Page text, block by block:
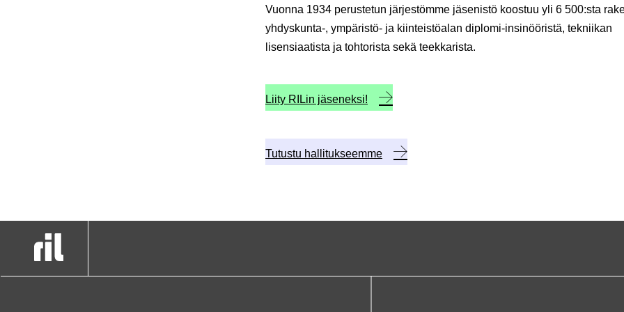
Vuonna 1934 perustetun järjestömme jäsenistö koostuu yli 6 500:sta
yhdyskunta-, ympäristö- ja kiinteistöalan diplomi-insinööristä, tekniikan
lisensiaatista ja tohtorista sekä teekkarista.
Liity RILin jäseneksi!
Tutustu hallitukseemme